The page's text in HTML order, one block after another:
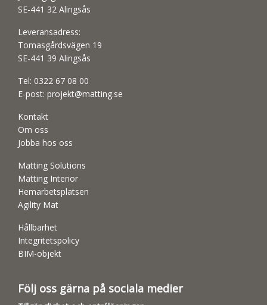
SE-441 32 Alingsås
Leveransadress:
Tomasgårdsvägen 19
SE-441 39 Alingsås
Tel: 0322 67 08 00
E-post: projekt@matting.se
Kontakt
Om oss
Jobba hos oss
Matting Solutions
Matting Interior
Hemarbetsplatsen
Agility Mat
Hållbarhet
Integritetspolicy
BIM-objekt
Följ oss gärna på sociala medier